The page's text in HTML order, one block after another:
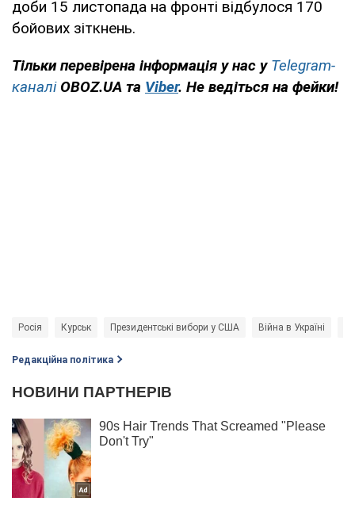
доби 15 листопада на фронті відбулося 170
бойових зіткнень.
Тільки перевірена інформація у нас у Telegram-
каналіOBOZ.UA та Viber. Не ведіться на фейки!
Росія Курськ Президентські вибори у США Війна в Україні
Редакційна політика